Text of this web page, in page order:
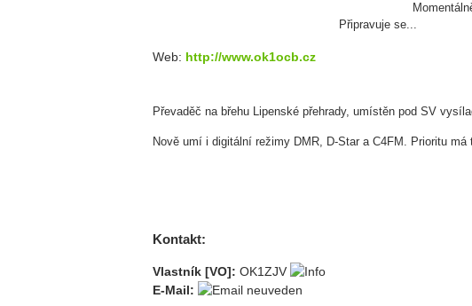
Připravuje se...
Web: http://www.ok1ocb.cz
Převaděč na břehu Lipenské přehrady, umístěn pod SV
Nově umí i digitální režimy DMR, D-Star a C4FM. Prioritu
Kontakt:
Vlastník [VO]: OK1ZJV
E-Mail: